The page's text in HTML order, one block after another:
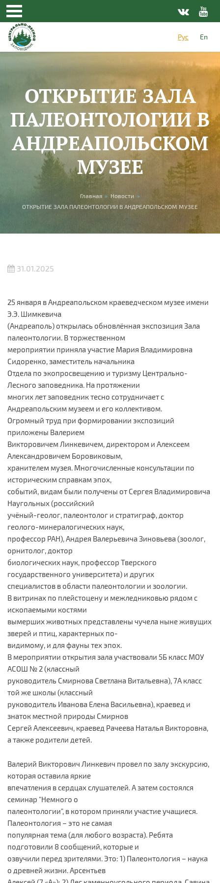
Перейти к основному содержанию
Рус
En
ОТКРЫТИЕ ЗАЛА
ПАЛЕОНТОЛОГИИ В
АНДРЕАПОЛЬСКОМ
МУЗЕЕ
Вы здесь Главная » Новости »
ОТКРЫТИЕ ЗАЛА ПАЛЕОНТОЛОГИИ В АНДРЕАПОЛЬСКОМ МУЗЕЕ
31.01.2025
25 января в Андреапольском краеведческом музее имени
Э.Э. Шимкевича
(Андреаполь) открылась обновлённая экспозиция Зала
палеонтологии. В торжественном
мероприятии приняла участие Мария Владимировна
Сидоренко, заместитель начальника
Отдела по экопросвещению и туризму Центрально-
Лесного заповедника. На протяжении
многих лет заповедник тесно сотрудничает с
Андреапольским музеем и его коллективом.
Огромный труд при формировании экспозиций
приложены Валерием
Викторовичем Линкевичем, директором и Алексеем
Александровичем Боровиковым,
хранителем музея. Многочисленные консультации по
историческим справкам эпох,
событий, видам были получены от Сергея Владимировича
Наугольных (российский
учёный-геолог, палеонтолог и стратиграф, доктор
геолого-минералогических наук,
профессор РАН), Андрея Валерьевича Зиновьева (зоолог,
орнитолог, доктор
биологических наук, профессор Тверского
государственного университета) и других
специалистов в области палеонтологии и зоологии.
В витринах по плейстоцену и межледниковью рядом с
ископаемыми костями
вымерших животных представлены чучела ныне живущих
зверей и птиц, характерных по-
видимому, и для фауны тех эпох.
В мероприятии открытия зала участвовали 5Б класс МОУ
АСОШ № 2 (классный
руководитель Смирнова Светлана Витальевна), 7А класс
той же школы (классный
руководитель Иванова Елена Васильевна), краевед и
знаток местной природы Смирнов
Сергей Алексеевич, краевед Рачеева Наталья Викторовна,
а также родители детей.
Валерий Викторович Линкевич провел по залу экскурсию,
которая оставила яркие
впечатления в сердцах слушателей. А затем состоялся
семинар "Немного о
палеонтологии", в котором приняли участие учащиеся.
Палеонтология – это не самая
популярная тема (для любого возраста). Ребята
подготовили 8 сообщений, которые и
озвучили перед зрителями. Это: 1) Палеонтология – наука
о древней жизни. Арсентьев